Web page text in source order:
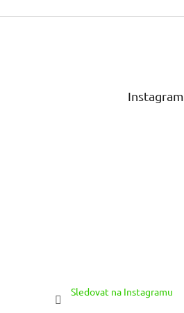
Z
Instagram
Sledovat na Instagramu